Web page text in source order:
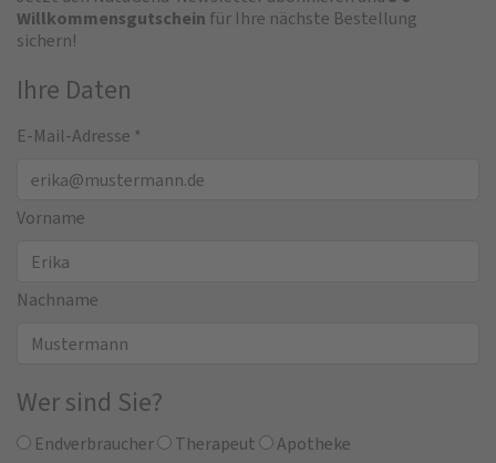
Willkommensgutschein für Ihre nächste Bestellung
sichern!
Ihre Daten
E-Mail-Adresse *
Vorname
Nachname
Wer sind Sie?
Endverbraucher Therapeut Apotheke